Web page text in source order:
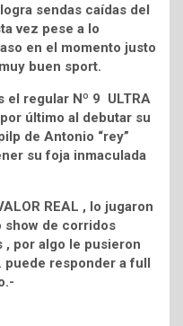
sendas caídas del
vez pese a lo
en el momento justo
buen sport.
el regular Nº 9 ULTRA
último al debutar su
de Antonio “rey”
su foja inmaculada
REAL , lo jugaron
show de corridos
, por algo le pusieron
puede responder a full